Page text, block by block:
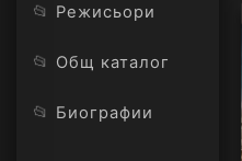
📂 Режисьори
📂 Общ каталог
📂 Биографии